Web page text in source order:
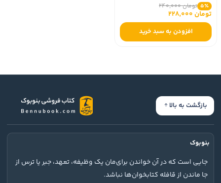
5٪ تومان 240,000
تومان 228,000
افزودن به سبد خرید
بازگشت به بالا
بنوبوک
جایی است که در آن خواندن برای‌مان یک وظیفه، تعهد، جبر یا ترس از
جا ماندن از قافله کتابخوان‌ها نباشد.